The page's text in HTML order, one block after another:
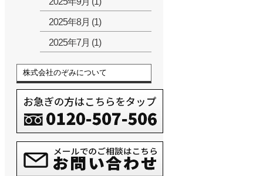
2025年8月 (1)
2025年7月 (1)
株式会社のぞみについて